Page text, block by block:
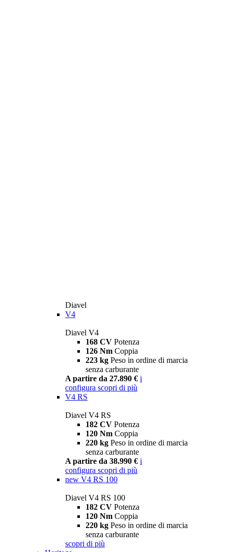
Diavel
V4
Diavel V4
168 CV Potenza
126 Nm Coppia
223 kg Peso in ordine di marcia
senza carburante
A partire da 27.890 € i
configura scopri di più
V4 RS
Diavel V4 RS
182 CV Potenza
120 Nm Coppia
220 kg Peso in ordine di marcia
senza carburante
A partire da 38.990 € i
configura scopri di più
new V4 RS 100
Diavel V4 RS 100
182 CV Potenza
120 Nm Coppia
220 kg Peso in ordine di marcia
senza carburante
scopri di più